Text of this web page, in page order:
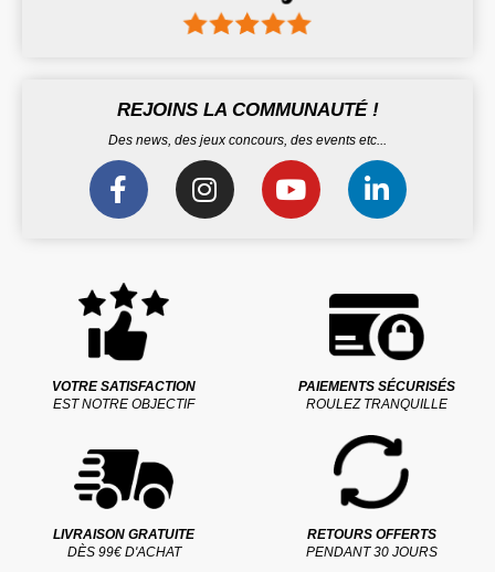
REJOINS LA COMMUNAUTÉ !
Des news, des jeux concours, des events etc...
VOTRE SATISFACTION
EST NOTRE OBJECTIF
PAIEMENTS SÉCURISÉS
ROULEZ TRANQUILLE
LIVRAISON GRATUITE
DÈS 99€ D'ACHAT
RETOURS OFFERTS
PENDANT 30 JOURS